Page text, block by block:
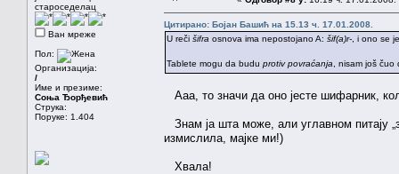
староседелац
Ван мреже
Пол:
Организација:
/
Име и презиме:
Соња Ђорђевић
Струка:
Поруке: 1.404
Цитирано: Бојан Башић на 15.13 ч. 17.01.2008.
U reči šifra osnova ima nepostojano A: šif(a)r- , i ono se
Tablete mogu da budu protiv povraćanja , nisam još
Ааа, то значи да оно јесте шифарник,
Знам ја шта може, али углавном питају
измислила, мајке ми!)
Хвала!